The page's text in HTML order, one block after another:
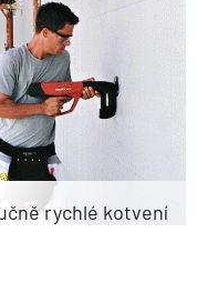
rychlé kotvení